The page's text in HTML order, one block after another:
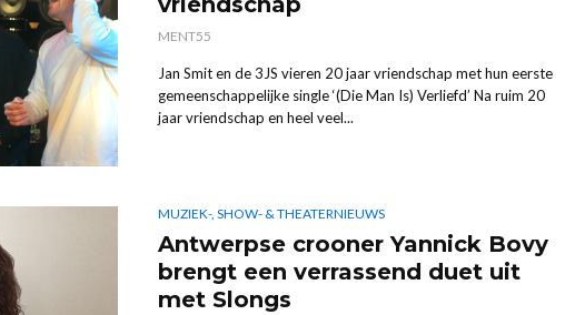
MENT55
Jan Smit en de 3JS vieren 20 jaar vriendschap met hun eerste
gemeenschappelijke single ‘(Die Man Is) Verliefd’ Na ruim 20
jaar vriendschap en heel veel...
MUZIEK-, SHOW- & THEATERNIEUWS
Antwerpse crooner Yannick Bovy
brengt een verrassend duet uit
met Slongs